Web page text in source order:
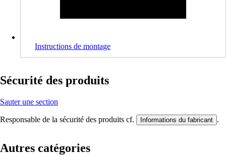
Instructions de montage
Sécurité des produits
Sauter une section
Responsable de la sécurité des produits cf. Informations du fabricant .
Autres catégories